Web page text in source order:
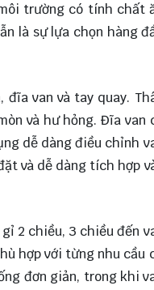
trường có tính chất
là sự lựa chọn hàng
van và tay quay.
và hư hỏng. Đĩa van
dễ dàng điều chỉnh
và dễ dàng tích hợp
2 chiều, 3 chiều đến
hợp với từng nhu cầu
đơn giản, trong khi